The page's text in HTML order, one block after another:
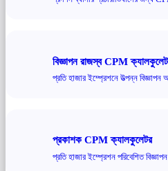
বিজ্ঞাপন রাজস্ব CPM
প্রতি হাজার ইম্প্রেশনে উত্পন্ন
প্রকাশক CPM ক্যালকুলেটর
প্রতি হাজার ইম্প্রেশন পরিবেশিত